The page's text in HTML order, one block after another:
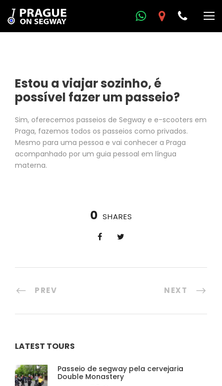
Estou a viajar sozinho, é
possível fazer um passeio?
Sim, oferecemos passeios de Segway e e-scooters em
Praga, fazemos todos os passeios como privados.
Mesmo para uma pessoa e vai conhecer a Praga
acompanhado por um guia pessoal em língua
materna.
0 SHARES
PREV NEXT
LATEST TOURS
Passeio de segway pela cervejaria
Double Monastery